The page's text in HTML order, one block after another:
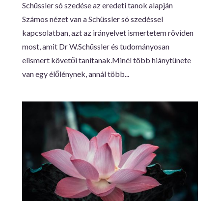
Schüssler só szedése az eredeti tanok alapján
Számos nézet van a Schüssler só szedéssel
kapcsolatban, azt az irányelvet ismertetem röviden
most, amit Dr W.Schüssler és tudományosan
elismert követői tanítanak.Minél több hiánytünete
van egy élőlénynek, annál több...